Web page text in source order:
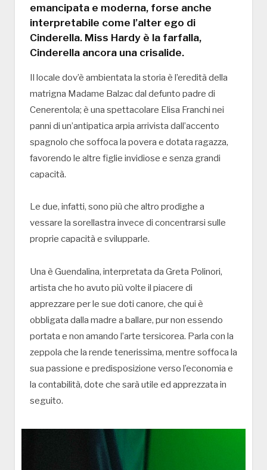
emancipata e moderna, forse anche
interpretabile come l’alter ego di
Cinderella. Miss Hardy è la farfalla,
Cinderella ancora una crisalide.
Il locale dov’è ambientata la storia è l’eredità della
matrigna Madame Balzac dal defunto padre di
Cenerentola; è una spettacolare Elisa Franchi nei
panni di un’antipatica arpia arrivista dall’accento
spagnolo che soffoca la povera e dotata ragazza,
favorendo le altre figlie invidiose e senza grandi
capacità.
Le due, infatti, sono più che altro prodighe a
vessare la sorellastra invece di concentrarsi sulle
proprie capacità e svilupparle.
Una è Guendalina, interpretata da Greta Polinori,
artista che ho avuto più volte il piacere di
apprezzare per le sue doti canore, che qui è
obbligata dalla madre a ballare, pur non essendo
portata e non amando l’arte tersicorea. Parla con la
zeppola che la rende tenerissima, mentre soffoca la
sua passione e predisposizione verso l’economia e
la contabilità, dote che sarà utile ed apprezzata in
seguito.